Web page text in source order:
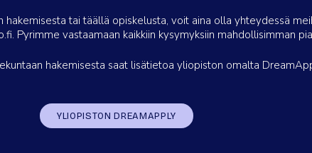
hakemisesta tai täällä opiskelusta, voit aina olla yhteydessä
. Pyrimme vastaamaan kaikkiin kysymyksiin mahdollisimman
hakemisesta saat lisätietoa yliopiston omalta
YLIOPISTON DREAMAPPLY